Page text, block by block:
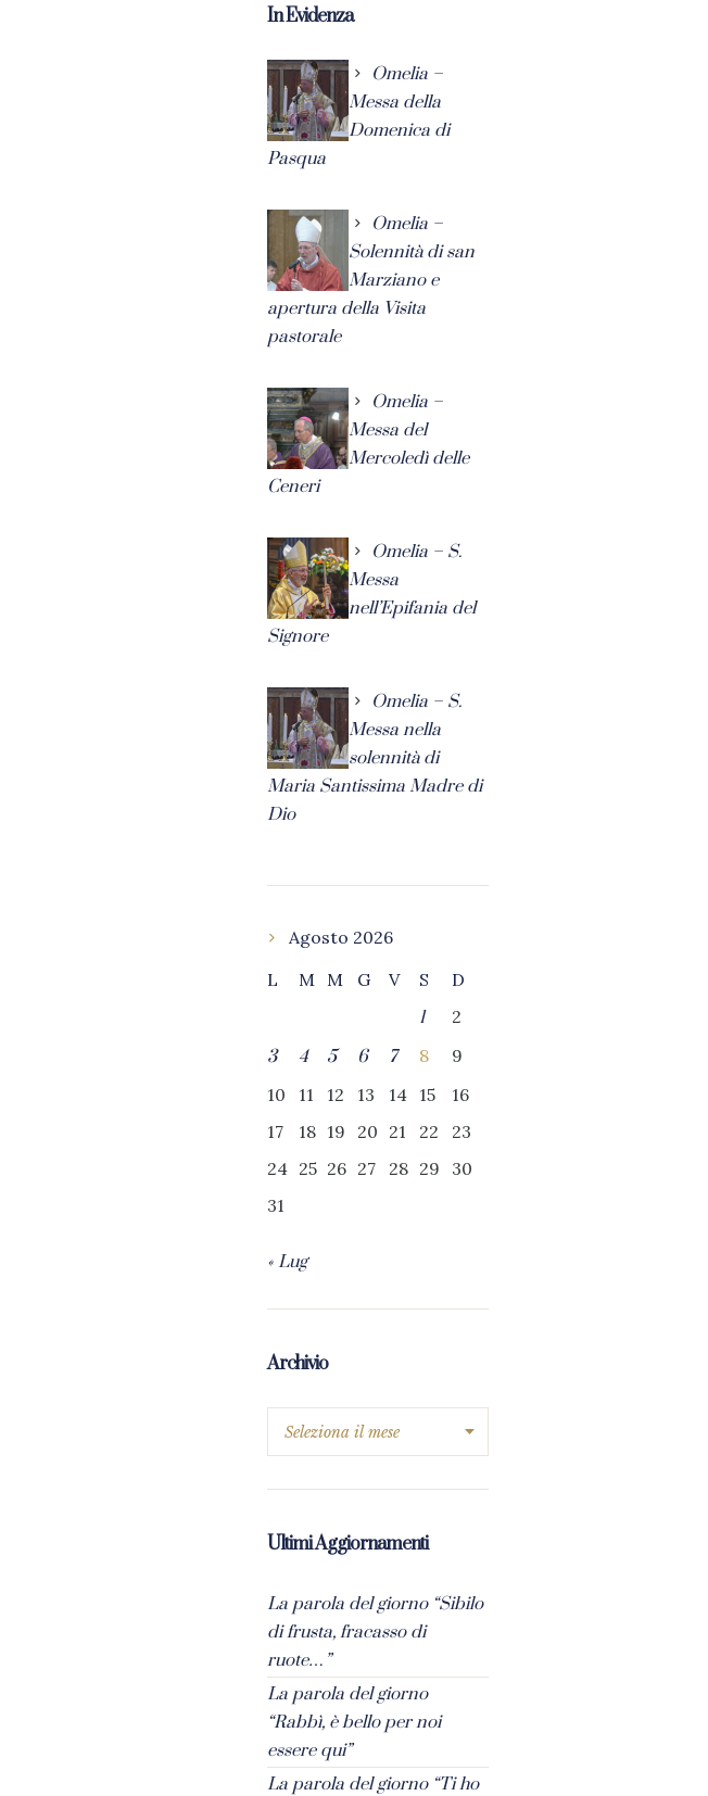
In Evidenza
Omelia –
Messa della
Domenica di
Pasqua
Omelia –
Solennità di san
Marziano e
apertura della Visita
pastorale
Omelia –
Messa del
Mercoledì delle
Ceneri
Omelia – S.
Messa
nell’Epifania del
Signore
Omelia – S.
Messa nella
solennità di
Maria Santissima Madre di
Dio
Agosto 2026
L
M M G V S
D
1
2
3
4 5 6 7 8
9
10
11 12 13 14 15
16
17
18 19 20 21 22
23
24 25 26 27 28 29
30
31
« Lug
Archivio
Ultimi Aggiornamenti
La parola del giorno “Sibilo
di frusta, fracasso di
ruote…”
La parola del giorno
“Rabbì, è bello per noi
essere qui”
La parola del giorno “Ti ho